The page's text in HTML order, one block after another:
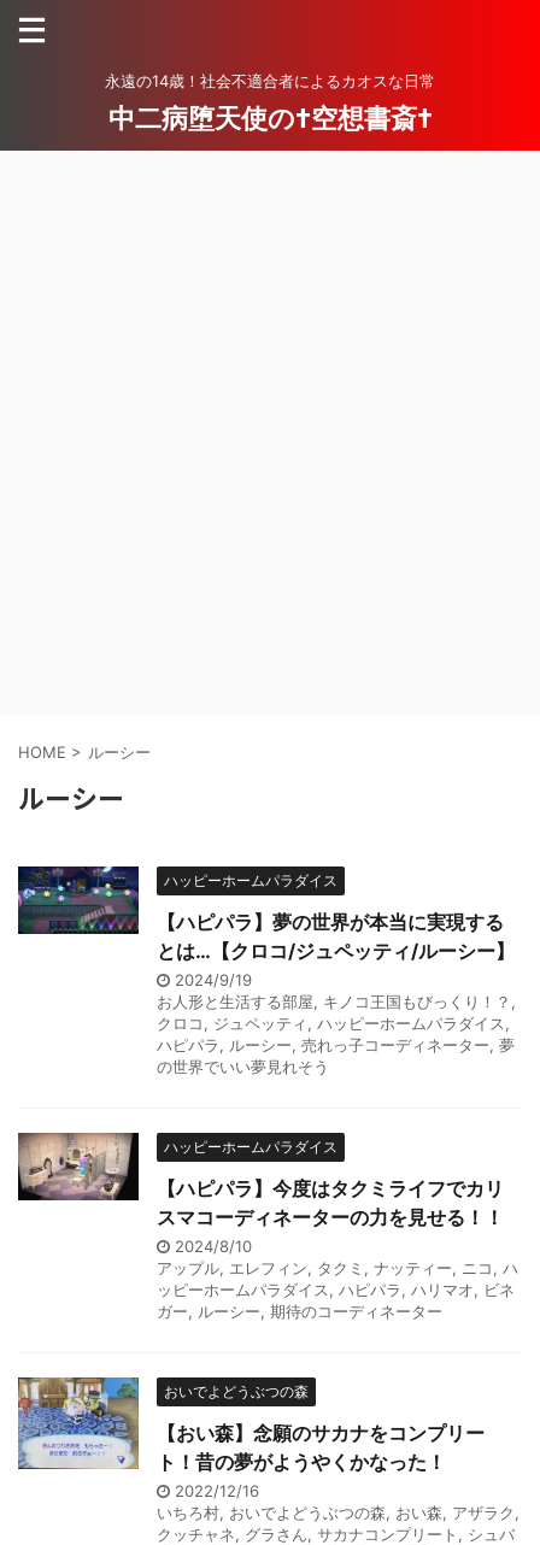
永遠の14歳！社会不適合者によるカオスな日常
中二病堕天使の†空想書斎†
HOME > ルーシー
ルーシー
ハッピーホームパラダイス
【ハピパラ】夢の世界が本当に実現する
とは…【クロコ/ジュペッティ/ルーシー】
2024/9/19
お人形と生活する部屋, キノコ王国もびっくり！？ ,
クロコ, ジュペッティ, ハッピーホームパラダイス,
ハピパラ, ルーシー, 売れっ子コーディネーター, 夢
の世界でいい夢見れそう
ハッピーホームパラダイス
【ハピパラ】今度はタクミライフでカリ
スマコーディネーターの力を見せる！！
2024/8/10
アップル, エレフィン, タクミ , ナッティー, ニコ, ハ
ッピーホームパラダイス, ハピパラ, ハリマオ, ビネ
ガー, ルーシー, 期待のコーディネーター
おいでよどうぶつの森
【おい森】念願のサカナをコンプリー
ト！昔の夢がようやくかなった！
2022/12/16
いちろ村, おいでよどうぶつの森, おい森, アザラク,
クッチャネ, グラさん, サカナコンプリート , シュバ